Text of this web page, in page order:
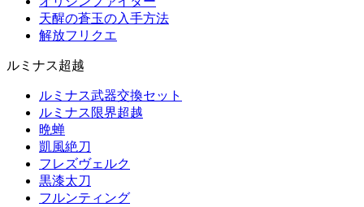
天醒の蒼玉の入手方法
解放フリクエ
ルミナス超越
ルミナス武器交換セット
ルミナス限界超越
晩蝉
凱風絶刀
フレズヴェルク
黒漆太刀
フルンティング